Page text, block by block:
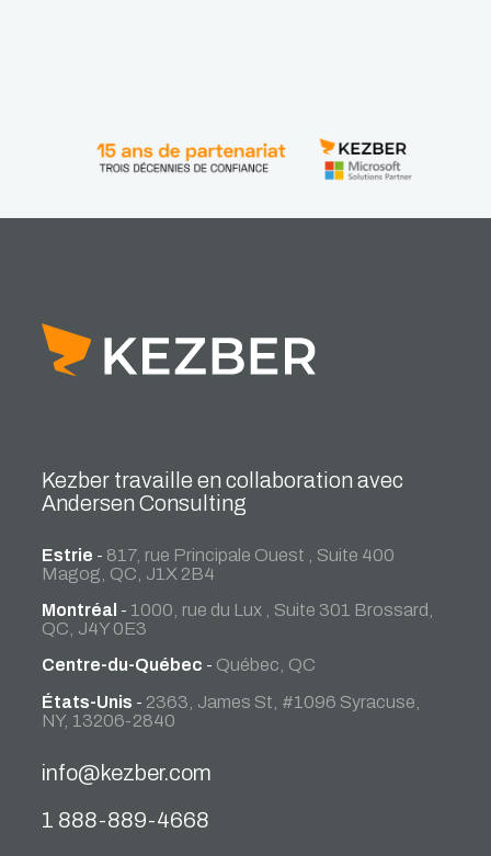
Kezber travaille en collaboration avec
Andersen Consulting
Estrie - 817, rue Principale Ouest , Suite 400
Magog, QC, J1X 2B4
Montréal - 1000, rue du Lux , Suite 301 Brossard,
QC, J4Y 0E3
Centre-du-Québec - Québec, QC
États-Unis - 2363, James St, #1096 Syracuse,
NY, 13206-2840
info@kezber.com
1 888-889-4668